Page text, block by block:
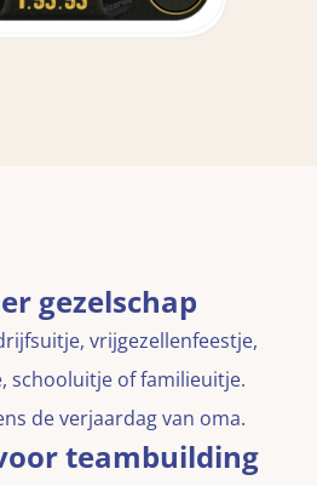
gezelschap
vrijgezellenfeestje,
schooluitje of familieuitje.
de verjaardag van oma.
teambuilding